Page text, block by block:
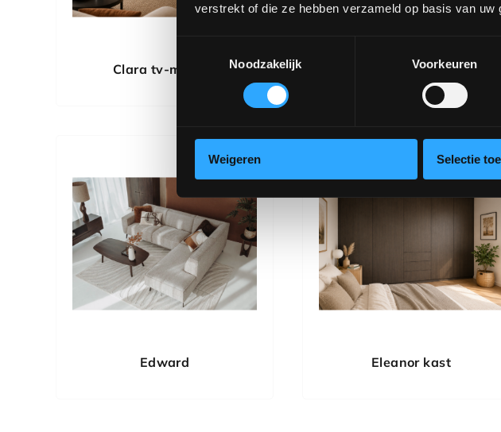
verstrekt of die ze hebben verzameld op basis van uw
Noodzakelijk
Voorkeuren
Weigeren Selectie
Clara tv-meubel Coco tv-meubel
Edward Eleanor kast